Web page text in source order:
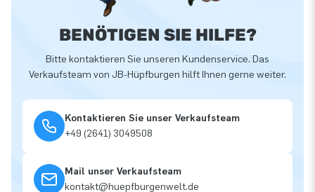
BENÖTIGEN SIE HILFE?
Bitte kontaktieren Sie unseren Kundenservice. Das
Verkaufsteam von JB-Hüpfburgen hilft Ihnen gerne weiter.
Kontaktieren Sie unser Verkaufsteam
+49 (2641) 3049508
Mail unser Verkaufsteam
kontakt@huepfburgenwelt.de